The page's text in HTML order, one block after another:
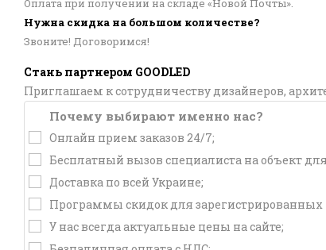
Оплата при получении на складе «Новой Почты».
Нужна скидка на большом количестве?
Звоните! Договоримся!
Стань партнером GOODLED
Приглашаем к сотрудничеству дизайнеров,
Почему выбирают именно нас?
Онлайн прием заказов 24/7;
Бесплатный вызов специалиста на объект
Доставка по всей Украине;
Программы скидок для зарегистрированных
У нас всегда актуальные цены на сайте;